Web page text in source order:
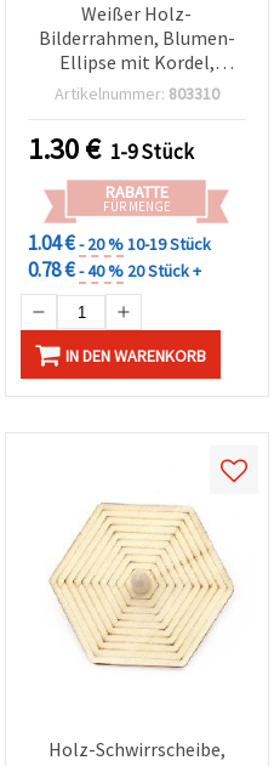
Weißer Holz-
Bilderrahmen, Blumen-
Ellipse mit Kordel,
210/145 mm, DIY Bastel-
Artikelnummer: 803310
1.30€ 1-9 Stück
RABATTE
FÜR MENGE
1.04 €- 20 %10-19 Stück
0.78 €- 40 % 20 Stück +
IN DEN WARENKORB
Holz-Schwirrscheibe,